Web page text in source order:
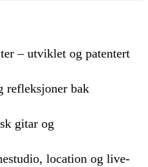
– utviklet og patentert
refleksjoner bak
gitar og
location og live-